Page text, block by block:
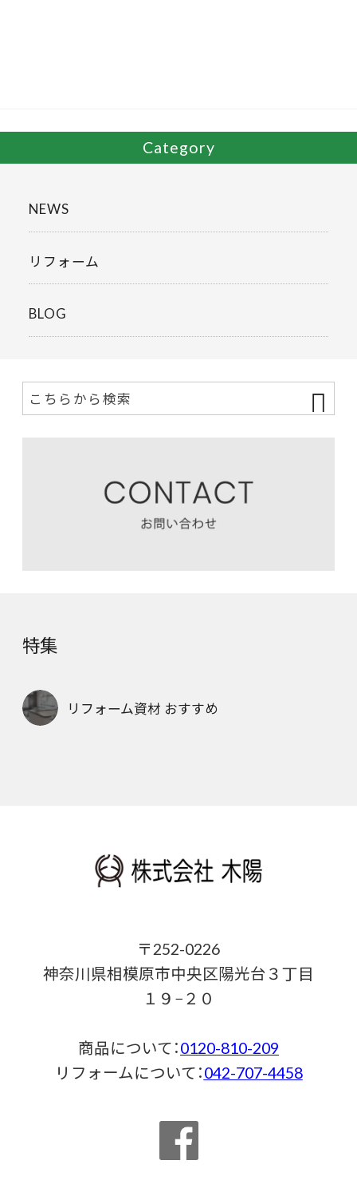
Category
NEWS
リフォーム
BLOG
特集
リフォーム資材 おすすめ
〒252-0226
神奈川県相模原市中央区陽光台３丁目
１９−２０
商品について：0120-810-209
リフォームについて：042-707-4458